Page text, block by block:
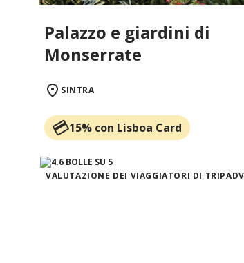
Palazzo e giardini di
Monserrate
SINTRA
15% con Lisboa Card
VALUTAZIONE DEI VIAGGIATORI DI